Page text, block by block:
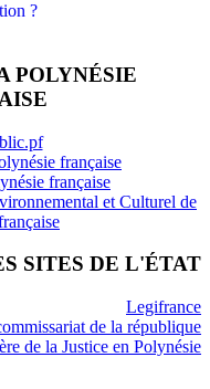
?
POLYNÉSIE
française
française
et Culturel de
SITES DE L'ÉTAT
Legifrance
de la république
de la Justice en Polynésie